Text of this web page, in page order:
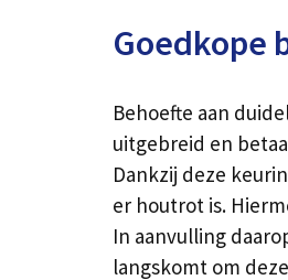
Goedkope
Behoefte aan
uitgebreid en
Dankzij deze
er houtrot is.
In aanvulling
langskomt om